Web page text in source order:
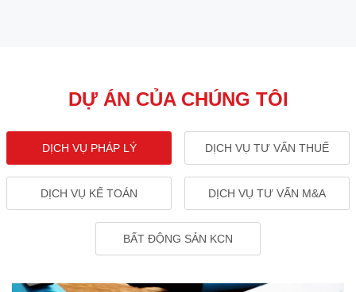
DỰ ÁN CỦA CHÚNG TÔI
DỊCH VỤ PHÁP LÝ DỊCH VỤ TƯ VẤN THUẾ
DỊCH VỤ KẾ TOÁN DỊCH VỤ TƯ VẤN M&A
BẤT ĐỘNG SẢN KCN